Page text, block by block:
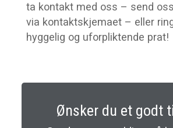
ta kontakt med oss – send
via kontaktskjemaet – eller
hyggelig og uforpliktende prat!
Ønsker du et godt